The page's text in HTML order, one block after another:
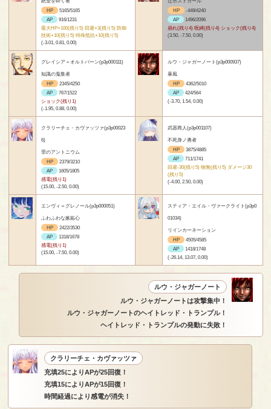
HP
5165/5165
AP
916/1231
最大HP+100(残り5) 回避+3(残り5) 防御
技術+10(残り5) 特殊抵抗+10(残り5)
(-3.01, 0.81, 0.00)
HP
-449/4240
AP
1496/2096
崩れ(残り4) 呪縛(残り4) ショック(残り4)
(3.50, -7.50, 0.00)
グレイシア＝オルトバーン(p3p000111)
知識の蒐集者
HP
2345/4250
AP
767/1522
ショック(残り1)
(-1.95, 0.88, 0.00)
ルウ・ジャガーノート(p3p000937)
暴風
HP
4362/5010
AP
424/564
(-3.70, 1.54, 0.00)
クラリーチェ・カヴァッツァ(p3p00023
6)
罪のアントニウム
HP
2379/3210
AP
1605/1805
感電(残り1)
(15.00, -2.50, 0.00)
武器商人(p3p001107)
不死身ノ勇者
HP
3875/4885
AP
711/1741
回避-30(残り5) 物無(残り5) ダメージ30
(残り5)
(-4.00, 2.50, 0.00)
エンヴィ＝グレノール(p3p000051)
ふわふわな嫉妬心
HP
2422/3530
AP
1318/1678
感電(残り1)
(15.00, -7.50, 0.00)
スティア・エイル・ヴァークライト(p3p0
01034)
リインカーネーション
HP
4505/4585
AP
1418/1748
(-26.14, 13.07, 0.00)
ルウ・ジャガーノート
ルウ・ジャガーノートは攻撃集中！
ルウ・ジャガーノートのヘイトレッド・トランプル！
ヘイトレッド・トランプルの発動に失敗！
クラリーチェ・カヴァッツァ
充填25によりAPが25回復！
充填15によりAPが15回復！
時間経過により感電が消失！